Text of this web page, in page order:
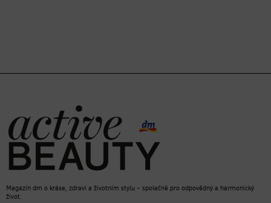
Magazín dm o kráse, zdraví a životním stylu – společně pro odpovědný a harmonický
život.